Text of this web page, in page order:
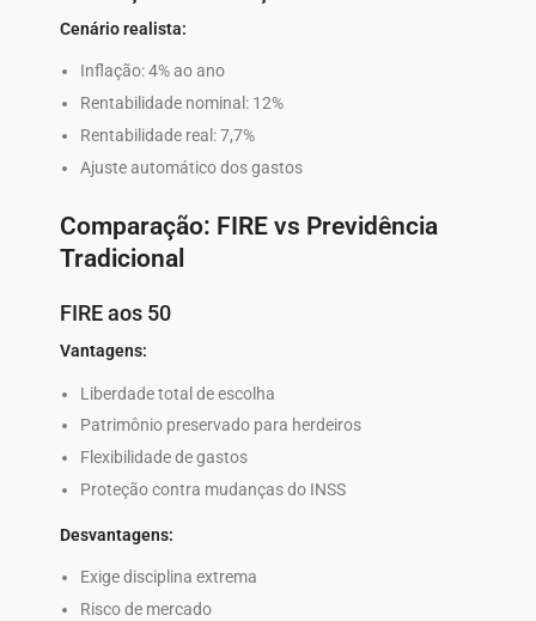
Cenário realista:
Inflação: 4% ao ano
Rentabilidade nominal: 12%
Rentabilidade real: 7,7%
Ajuste automático dos gastos
Comparação: FIRE vs Previdência
Tradicional
FIRE aos 50
Vantagens:
Liberdade total de escolha
Patrimônio preservado para herdeiros
Flexibilidade de gastos
Proteção contra mudanças do INSS
Desvantagens:
Exige disciplina extrema
Risco de mercado